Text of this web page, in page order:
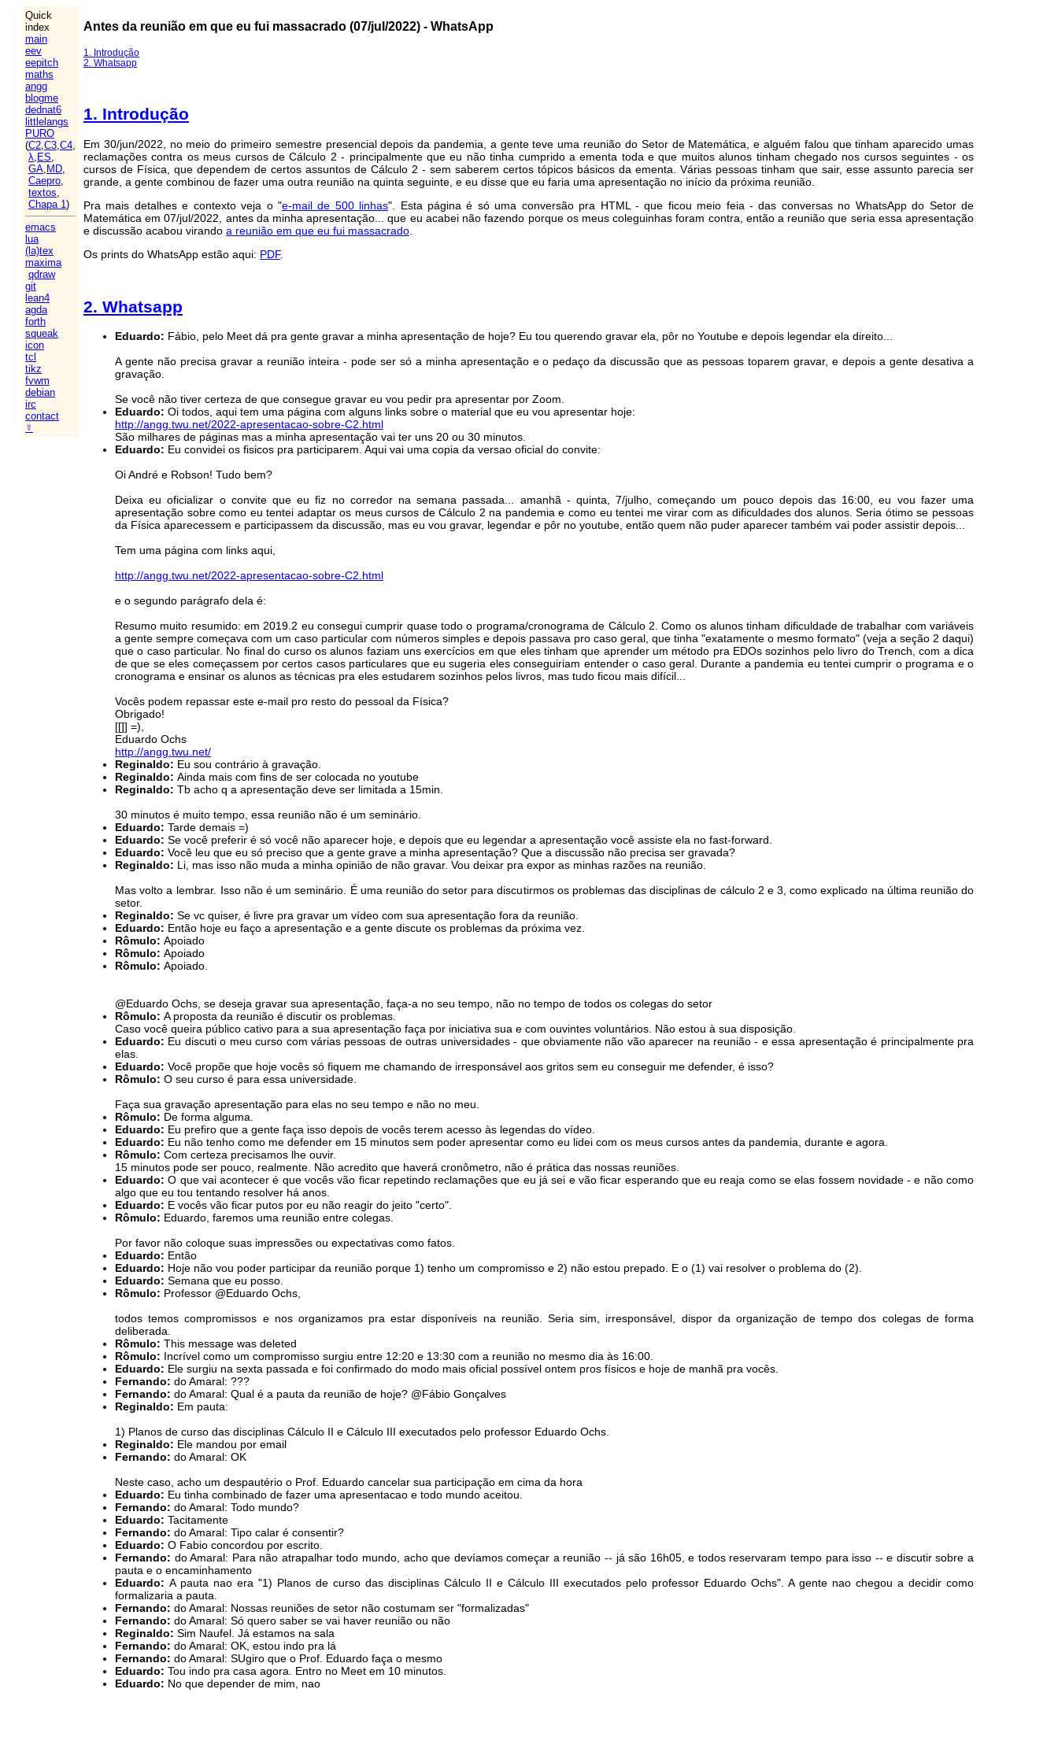
Quick
index
main
eev
eepitch
maths
angg
blogme
dednat6
littlelangs
PURO
(C2,C3,C4,
λ, ES,
GA, MD,
Caepro,
textos,
Chapa 1)
emacs
lua
(la)tex
maxima
qdraw
git
lean4
agda
forth
squeak
icon
tcl
tikz
fvwm
debian
irc
contact
☿
Antes da reunião em que eu fui massacrado (07/jul/2022) - WhatsApp
1. Introdução
2. Whatsapp
1. Introdução
Em 30/jun/2022, no meio do primeiro semestre presencial depois da pandemia, a gente teve uma reunião do Setor de Matemática, e alguém falou que tinham aparecido umas
reclamações contra os meus cursos de Cálculo 2 - principalmente que eu não tinha cumprido a ementa toda e que muitos alunos tinham chegado nos cursos seguintes - os
cursos de Física, que dependem de certos assuntos de Cálculo 2 - sem saberem certos tópicos básicos da ementa. Várias pessoas tinham que sair, esse assunto parecia ser
grande, a gente combinou de fazer uma outra reunião na quinta seguinte, e eu disse que eu faria uma apresentação no início da próxima reunião.
Pra mais detalhes e contexto veja o "e-mail de 500 linhas". Esta página é só uma conversão pra HTML - que ficou meio feia - das conversas no WhatsApp do Setor de
Matemática em 07/jul/2022, antes da minha apresentação... que eu acabei não fazendo porque os meus coleguinhas foram contra, então a reunião que seria essa apresentação
e discussão acabou virando a reunião em que eu fui massacrado
Os prints do WhatsApp estão aqui: PDF.
2. Whatsapp
Eduardo: Fábio, pelo Meet dá pra gente gravar a minha apresentação de hoje? Eu tou querendo gravar ela, pôr no Youtube e depois legendar ela direito...
A gente não precisa gravar a reunião inteira - pode ser só a minha apresentação e o pedaço da discussão que as pessoas toparem gravar, e depois a gente desativa a
gravação.
Se você não tiver certeza de que consegue gravar eu vou pedir pra apresentar por Zoom.
Eduardo: Oi todos, aqui tem uma página com alguns links sobre o material que eu vou apresentar hoje:
http://angg.twu.net/2022-apresentacao-sobre-C2.html
São milhares de páginas mas a minha apresentação vai ter uns 20 ou 30 minutos.
Eduardo: Eu convidei os fisicos pra participarem. Aqui vai uma copia da versao oficial do convite:
Oi André e Robson! Tudo bem?
Deixa eu oficializar o convite que eu fiz no corredor na semana passada... amanhã - quinta, 7/julho, começando um pouco depois das 16:00, eu vou fazer uma
apresentação sobre como eu tentei adaptar os meus cursos de Cálculo 2 na pandemia e como eu tentei me virar com as dificuldades dos alunos. Seria ótimo se pessoas
da Física aparecessem e participassem da discussão, mas eu vou gravar, legendar e pôr no youtube, então quem não puder aparecer também vai poder assistir depois...
Tem uma página com links aqui,
http://angg.twu.net/2022-apresentacao-sobre-C2.html
e o segundo parágrafo dela é:
Resumo muito resumido: em 2019.2 eu consegui cumprir quase todo o programa/cronograma de Cálculo 2. Como os alunos tinham dificuldade de trabalhar com variáveis
a gente sempre começava com um caso particular com números simples e depois passava pro caso geral, que tinha "exatamente o mesmo formato" (veja a seção 2 daqui)
que o caso particular. No final do curso os alunos faziam uns exercícios em que eles tinham que aprender um método pra EDOs sozinhos pelo livro do Trench, com a dica
de que se eles começassem por certos casos particulares que eu sugeria eles conseguiriam entender o caso geral. Durante a pandemia eu tentei cumprir o programa e o
cronograma e ensinar os alunos as técnicas pra eles estudarem sozinhos pelos livros, mas tudo ficou mais difícil...
Vocês podem repassar este e-mail pro resto do pessoal da Física?
Obrigado!
[[]] =),
Eduardo Ochs
http://angg.twu.net/
Reginaldo: Eu sou contrário à gravação.
Reginaldo: Ainda mais com fins de ser colocada no youtube
Reginaldo: Tb acho q a apresentação deve ser limitada a 15min.
30 minutos é muito tempo, essa reunião não é um seminário.
Eduardo: Tarde demais =)
Eduardo: Se você preferir é só você não aparecer hoje, e depois que eu legendar a apresentação você assiste ela no fast-forward.
Eduardo: Você leu que eu só preciso que a gente grave a minha apresentação? Que a discussão não precisa ser gravada?
Reginaldo: Li, mas isso não muda a minha opinião de não gravar. Vou deixar pra expor as minhas razões na reunião.
Mas volto a lembrar. Isso não é um seminário. É uma reunião do setor para discutirmos os problemas das disciplinas de cálculo 2 e 3, como explicado na última reunião do
setor.
Reginaldo: Se vc quiser, é livre pra gravar um vídeo com sua apresentação fora da reunião.
Eduardo: Então hoje eu faço a apresentação e a gente discute os problemas da próxima vez.
Rômulo: Apoiado
Rômulo: Apoiado
Rômulo: Apoiado.
@Eduardo Ochs, se deseja gravar sua apresentação, faça-a no seu tempo, não no tempo de todos os colegas do setor
Rômulo: A proposta da reunião é discutir os problemas.
Caso você queira público cativo para a sua apresentação faça por iniciativa sua e com ouvintes voluntários. Não estou à sua disposição.
Eduardo: Eu discuti o meu curso com várias pessoas de outras universidades - que obviamente não vão aparecer na reunião - e essa apresentação é principalmente pra
elas.
Eduardo: Você propõe que hoje vocês só fiquem me chamando de irresponsável aos gritos sem eu conseguir me defender, é isso?
Rômulo: O seu curso é para essa universidade.
Faça sua gravação apresentação para elas no seu tempo e não no meu.
Rômulo: De forma alguma.
Eduardo: Eu prefiro que a gente faça isso depois de vocês terem acesso às legendas do vídeo.
Eduardo: Eu não tenho como me defender em 15 minutos sem poder apresentar como eu lidei com os meus cursos antes da pandemia, durante e agora.
Rômulo: Com certeza precisamos lhe ouvir.
15 minutos pode ser pouco, realmente. Não acredito que haverá cronômetro, não é prática das nossas reuniões.
Eduardo:O que vai acontecer é que vocês vão ficar repetindo reclamações que eu já sei e vão ficar esperando que eu reaja como se elas fossem novidade - e não como
algo que eu tou tentando resolver há anos.
Eduardo: E vocês vão ficar putos por eu não reagir do jeito "certo".
Rômulo: Eduardo, faremos uma reunião entre colegas.
Por favor não coloque suas impressões ou expectativas como fatos.
Eduardo: Então
Eduardo: Hoje não vou poder participar da reunião porque 1) tenho um compromisso e 2) não estou prepado. E o (1) vai resolver o problema do (2).
Eduardo: Semana que eu posso.
Rômulo: Professor @Eduardo Ochs,
todos temos compromissos e nos organizamos pra estar disponíveis na reunião. Seria sim, irresponsável, dispor da organização de tempo dos colegas de forma
deliberada.
Rômulo: This message was deleted
Rômulo: Incrível como um compromisso surgiu entre 12:20 e 13:30 com a reunião no mesmo dia às 16:00.
Eduardo: Ele surgiu na sexta passada e foi confirmado do modo mais oficial possível ontem pros físicos e hoje de manhã pra vocês.
Fernando: do Amaral: ???
Fernando: do Amaral: Qual é a pauta da reunião de hoje? @Fábio Gonçalves
Reginaldo: Em pauta:
1) Planos de curso das disciplinas Cálculo II e Cálculo III executados pelo professor Eduardo Ochs.
Reginaldo: Ele mandou por email
Fernando: do Amaral: OK
Neste caso, acho um despautério o Prof. Eduardo cancelar sua participação em cima da hora
Eduardo: Eu tinha combinado de fazer uma apresentacao e todo mundo aceitou.
Fernando: do Amaral: Todo mundo?
Eduardo: Tacitamente
Fernando: do Amaral: Tipo calar é consentir?
Eduardo: O Fabio concordou por escrito.
Fernando: do Amaral: Para não atrapalhar todo mundo, acho que devíamos começar a reunião -- já são 16h05, e todos reservaram tempo para isso -- e discutir sobre a
pauta e o encaminhamento
Eduardo: A pauta nao era "1) Planos de curso das disciplinas Cálculo II e Cálculo III executados pelo professor Eduardo Ochs". A gente nao chegou a decidir como
formalizaria a pauta.
Fernando: do Amaral: Nossas reuniões de setor não costumam ser "formalizadas"
Fernando: do Amaral: Só quero saber se vai haver reunião ou não
Reginaldo: Sim Naufel. Já estamos na sala
Fernando: do Amaral: OK, estou indo pra lá
Fernando: do Amaral: SUgiro que o Prof. Eduardo faça o mesmo
Eduardo: Tou indo pra casa agora. Entro no Meet em 10 minutos.
Eduardo: No que depender de mim, nao